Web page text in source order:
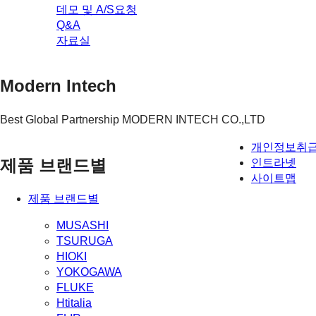
데모 및 A/S요청
Q&A
자료실
Modern Intech
Best Global Partnership MODERN INTECH CO.,LTD
제품 브랜드별
제품 브랜드별
MUSASHI
TSURUGA
HIOKI
YOKOGAWA
FLUKE
Htitalia
개인정보취
인트라넷
사이트맵